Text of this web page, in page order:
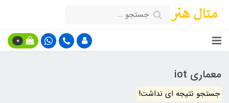
0
معماری iot
جستجو نتیجه ای نداشت!